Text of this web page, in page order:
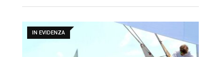
IN EVIDENZA